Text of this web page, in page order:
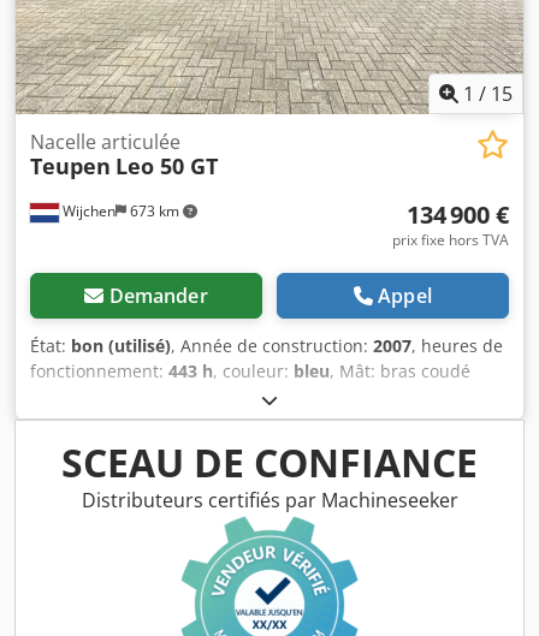
1 / 15
Wijchen 673 km
Nacelle articulée
Teupen Leo 50 GT
134 900 €
prix fixe hors TVA
Demander Appel
État: bon (utilisé), Année de construction: 2007, heures de
fonctionnement: 443 h, couleur: bleu, Mât: bras coudé
Hauteur de travail: 5.000 cm Marquage CE: oui État
technique: bon État optique: bon Conditions de livraison:
EXW Max. portée horizontale: 2000 m Pays de production:
DE Veuillez contacter Vink Machinery pour plus
d'informations Teupen Leo 50 GT *2007 * Diesel et 380
volts * 443 heures de travail !! * 50 mètres de hauteur de
travail * Portée horizontale de 20 mètres * Capacité de
levage de 200 kg Csdpor Hn H Defx Acmoha * Pistes
réglables * Télécommande * Machine à tamponner *
13510 kg de poids propre * Y compris le manuel
SCEAU DE CONFIANCE
Distributeurs certifiés par Machineseeker